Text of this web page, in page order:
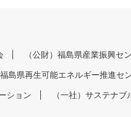
（公財）福島県産業振興セ
福島県再生可能エネルギー推進セ
ション （一社）サステナ